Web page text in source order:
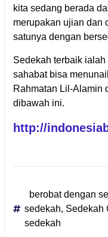
kita sedang berada
merupakan ujian dan
satunya dengan
Sedekah terbaik
sahabat bisa
Rahmatan Lil-Alamin
dibawah ini.
http://
berobat dengan
sedekah, Sedekah
sedekah